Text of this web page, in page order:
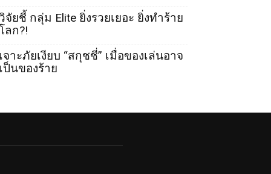
จัยชี้ กลุ่ม Elite ยิ่งรวยเยอะ ยิ่งทำร้าย
ลก?!
จาะภัยเงียบ “สกุชชี่” เมื่อของเล่นอาจ
ป็นของร้าย